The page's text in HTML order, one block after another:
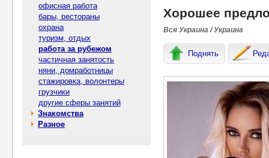
офисная работа
бары, рестораны
охрана
туризм, отдых
работа за рубежом
частичная занятость
няни, домработницы
стажировка, волонтеры
грузчики
другие сферы занятий
Знакомства
Разное
Хорошее
Вся Украина / Украина
Поднять